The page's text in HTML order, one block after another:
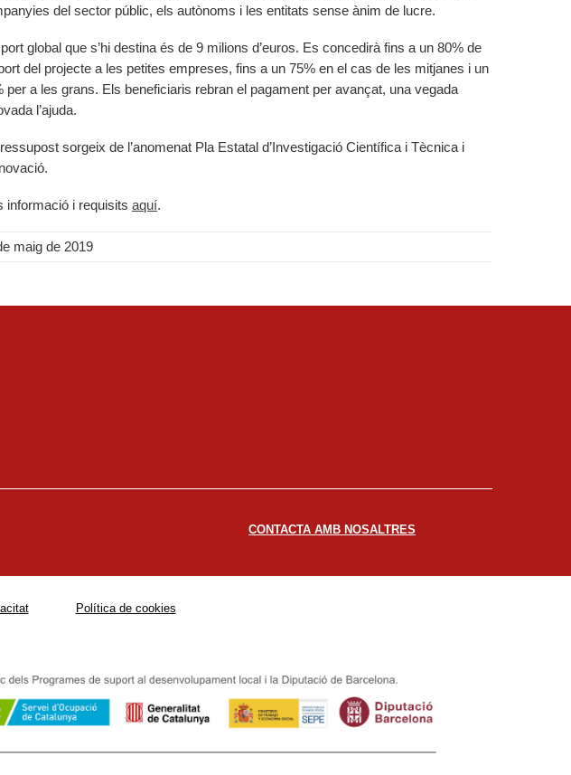
del sector públic, els autònoms i les entitats sense ànim de lucre.
global que s’hi destina és de 9 milions d’euros. Es concedirà fins a un 80% de
del projecte a les petites empreses, fins a un 75% en el cas de les mitjanes i un
per a les grans. Els beneficiaris rebran el pagament per avançat, una vegada
l’ajuda.
sorgeix de l’anomenat Pla Estatal d’Investigació Científica i Tècnica i
informació i requisits aquí.
maig de 2019
CONTACTA AMB NOSALTRES
Política de cookies